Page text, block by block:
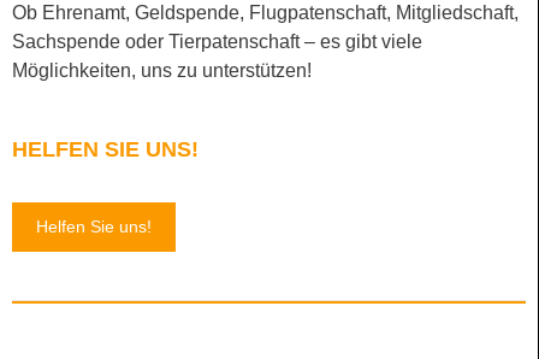
Ob Ehrenamt, Geldspende, Flugpatenschaft, Mitgliedschaft,
Sachspende oder Tierpatenschaft – es gibt viele
Möglichkeiten, uns zu unterstützen!
HELFEN SIE UNS!
Helfen Sie uns!